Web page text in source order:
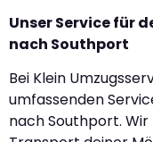
Unser Service für
nach Southport
Bei Klein
umfassenden
nach Southport.